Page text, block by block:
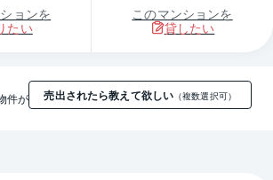
ョンを
たい
このマンションを
貸したい
件が 売出されたら教えて欲しい （複数選択可）